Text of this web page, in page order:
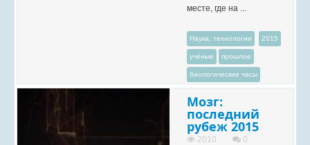
месте, где на ...
Наука, технологии 2015
учёные прошлое
биологические часы
Мозг:
последний
рубеж 2015
2010
0